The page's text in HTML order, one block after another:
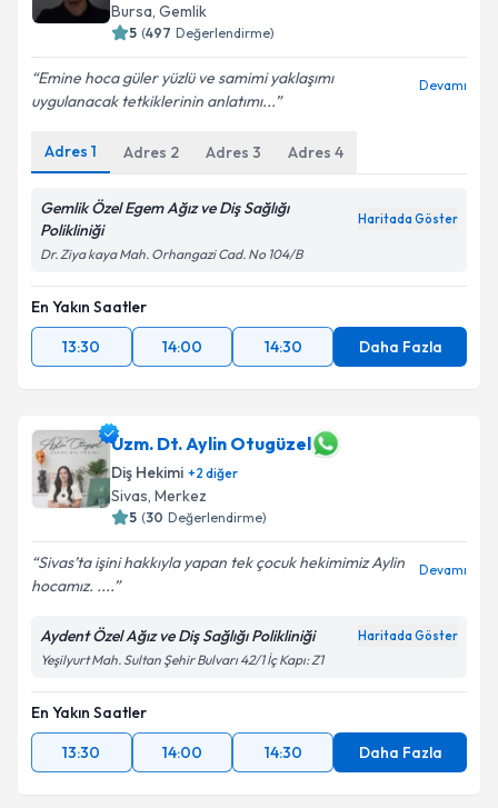
Bursa, Gemlik
5 (497 Değerlendirme)
Emine hoca güler yüzlü ve samimi yaklaşımı
uygulanacak tetkiklerinin anlatımı...
Devamı
Adres 1 Adres 2 Adres 3 Adres 4
Gemlik Özel Egem Ağız ve Diş Sağlığı
Polikliniği
Haritada Göster
Dr. Ziya kaya Mah. Orhangazi Cad. No 104/B
En Yakın Saatler
13:30
14:00 14:30 Daha Fazla
Uzm. Dt. Aylin Otugüzel
Diş Hekimi +2 diğer
Sivas, Merkez
5 (30 Değerlendirme)
Sivas’ta işini hakkıyla yapan tek çocuk hekimimiz Aylin
hocamız. ....
Devamı
Aydent Özel Ağız ve Diş Sağlığı Polikliniği Haritada Göster
Yeşilyurt Mah. Sultan Şehir Bulvarı 42/1 İç Kapı: Z1
En Yakın Saatler
13:30
14:00 14:30 Daha Fazla